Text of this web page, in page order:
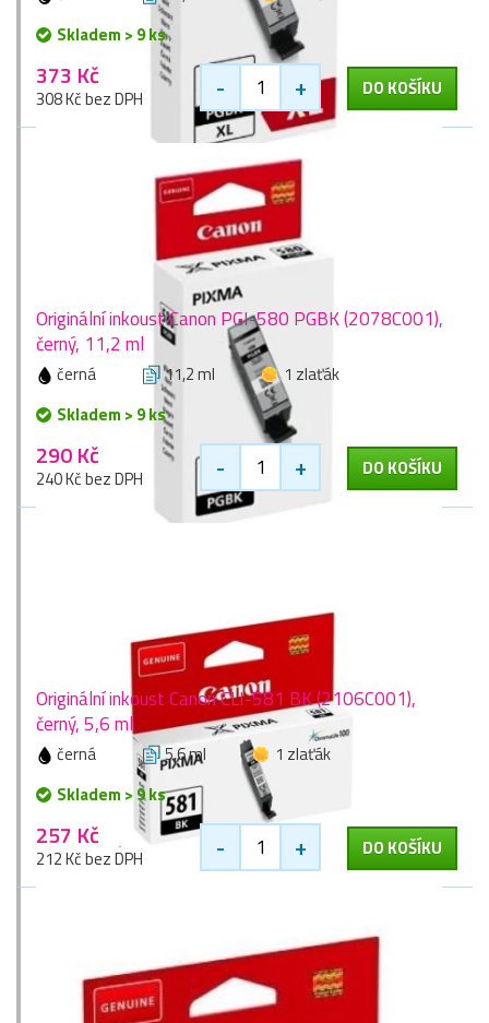
Skladem > 9 ks
373 Kč
308 Kč bez DPH - + DO KOŠÍKU
Originální inkoust Canon PGI-580 PGBK (2078C001),
černý, 11,2 ml
černá 11,2 ml
1 zlaťák
Skladem > 9 ks
290 Kč
240 Kč bez DPH - + DO KOŠÍKU
Originální inkoust Canon CLI-581 BK (2106C001),
černý, 5,6 ml
černá 5,6 ml
1 zlaťák
Skladem > 9 ks
257 Kč
212 Kč bez DPH - + DO KOŠÍKU